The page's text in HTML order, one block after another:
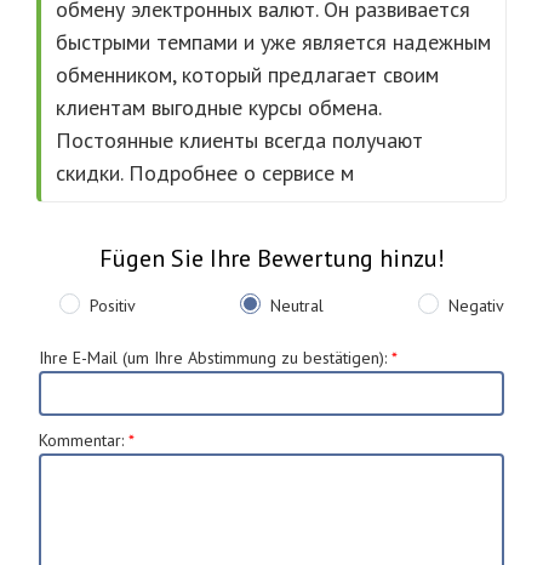
обмену электронных валют. Он развивается
быстрыми темпами и уже является надежным
обменником, который предлагает своим
клиентам выгодные курсы обмена.
Постоянные клиенты всегда получают
скидки. Подробнее о сервисе м
Fügen Sie Ihre Bewertung hinzu!
Positiv Neutral Negativ
Ihre E-Mail (um Ihre Abstimmung zu bestätigen): *
Kommentar: *